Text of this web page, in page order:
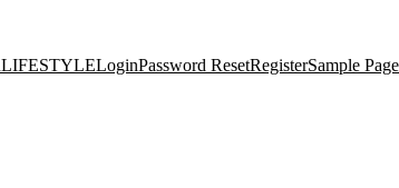
LIFESTYLELoginPassword ResetRegisterSample Page